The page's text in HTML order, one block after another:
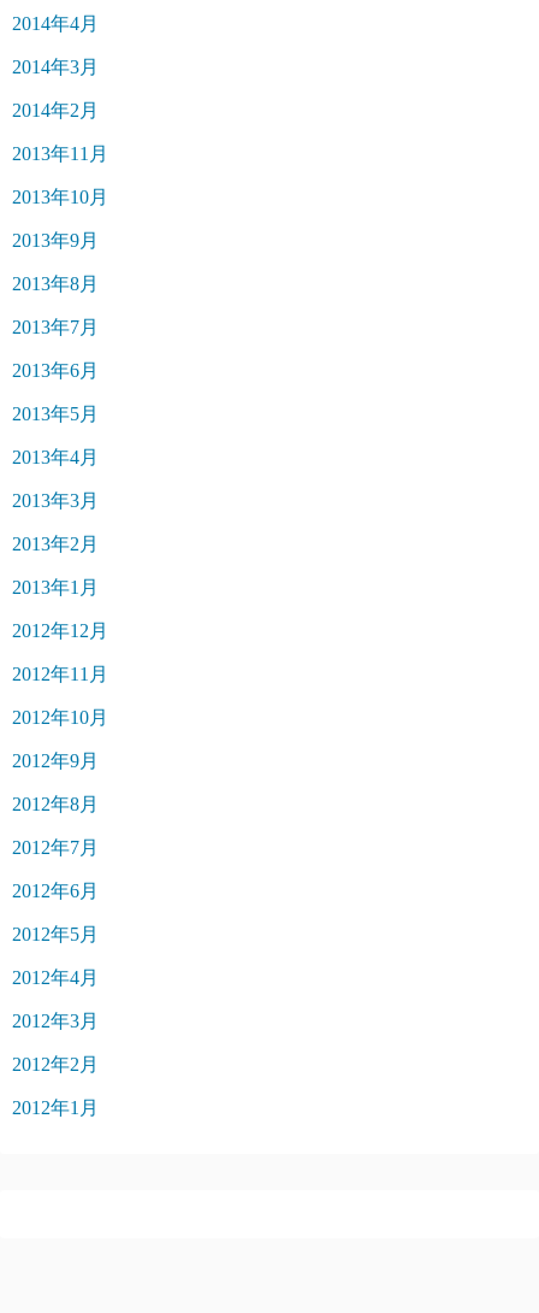
2014年4月
2014年3月
2014年2月
2013年11月
2013年10月
2013年9月
2013年8月
2013年7月
2013年6月
2013年5月
2013年4月
2013年3月
2013年2月
2013年1月
2012年12月
2012年11月
2012年10月
2012年9月
2012年8月
2012年7月
2012年6月
2012年5月
2012年4月
2012年3月
2012年2月
2012年1月